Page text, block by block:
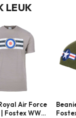
LEUK
Air Force
Fostex WWII